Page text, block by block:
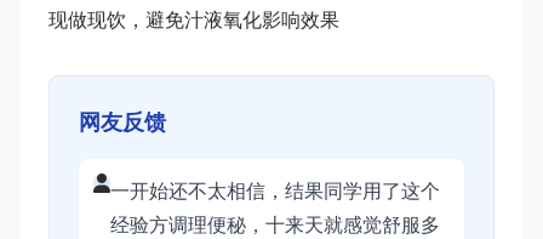
现做现饮，避免汁液氧化影响效果
网友反馈
一开始还不太相信，结果同学用了这个
经验方调理便秘，十来天就感觉舒服多